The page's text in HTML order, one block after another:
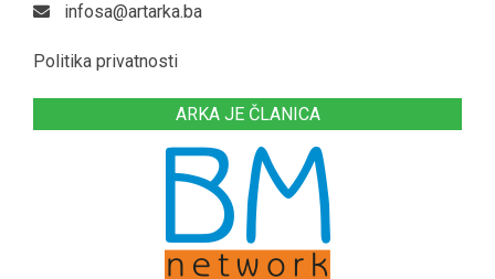
infosa@artarka.ba
Politika privatnosti
ARKA JE ČLANICA